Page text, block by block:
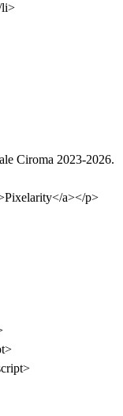
li>
Ciroma 2023-2026.
a></p>